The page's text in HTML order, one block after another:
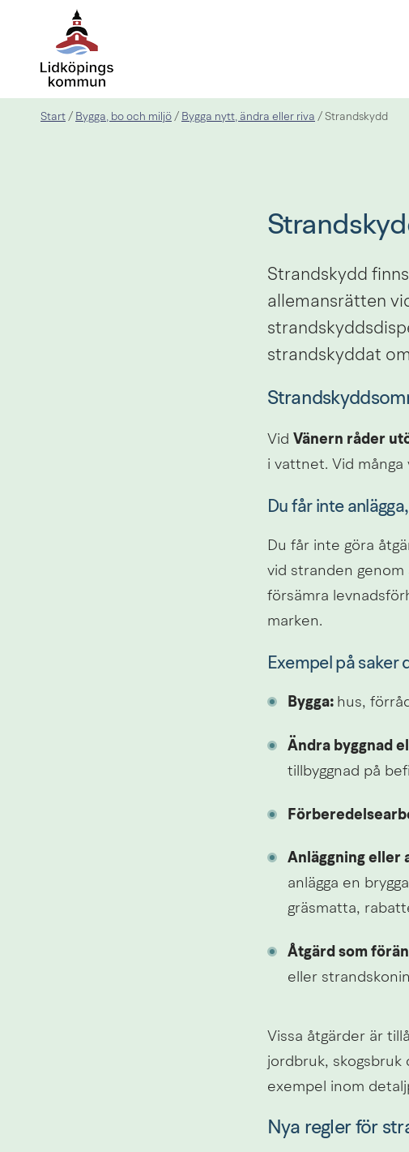
Start / Bygga, bo och miljö / Bygga nytt, ändra eller riva / Strandskydd
Strandskydd
allemansrätten
strandskyddat
Vid Vänern råder
i vattnet. Vid
Du får inte
Du får inte göra
vid stranden
försämra
marken.
Exempel på saker
Bygga: hus,
Ändra byggnad
tillbyggnad på
Anläggning eller
anlägga en
gräsmatta,
Åtgärd som
eller
Vissa åtgärder är
jordbruk, skogsbruk
exempel inom
Nya regler för